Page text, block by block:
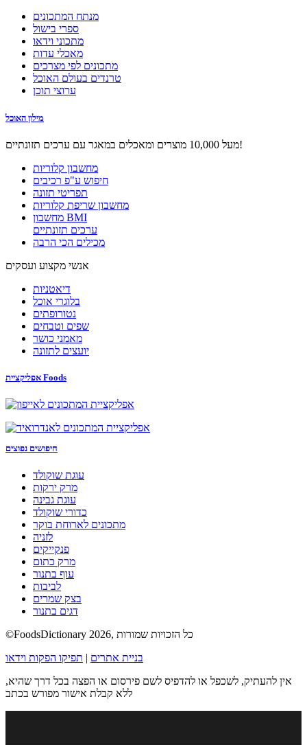
מנתח המתכונים
ספרי בישול
מתכוני וידאו
מאכלי עדות
מתכונים לפי מצרכים
טרנדים בעולם האוכל
ערוצי תוכן
מילון האוכל
מעל 10,000 מוצרים ומאכלים במאגר עם ערכים תזונתיים!
מחשבון קלוריות
חיפוש ע"פ רכיבים
תפריטי תזונה
מחשבון שריפת קלוריות
מחשבון BMI
ערכים תזונתיים
מכילים הכי הרבה
אנשי מקצוע ועסקים
דיאטניות
בלוגרי אוכל
נטורופתים
שפים וטבחים
מאמני כושר
יועצים לתזונה
אפליקציית Foods
חיפושים נפוצים
עוגת שוקולד
מרק ירקות
עוגת גבינה
כדורי שוקולד
מתכונים לארוחת בוקר
לזניה
פנקייקים
מרק כתום
עוף בתנור
לביבות
בצק שמרים
דגים בתנור
©FoodsDictionary 2026, כל הזכויות שמורות
בניית אתרים
תפיקו הפקות וידאו
אין להעתיק, לשכפל או להדפיס לשם פירסום או הפצה בכל דרך שהיא,
ללא קבלת אישור מפורש בכתב